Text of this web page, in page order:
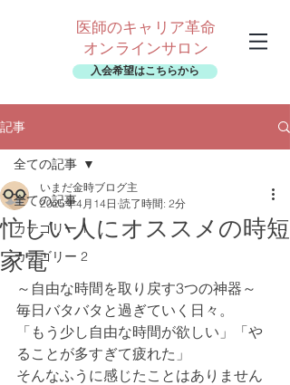
医師のキャリア革命
オンラインサロン
入会希望はこちらから
記事
全ての記事
カテゴリー 1
カテゴリー 2
全ての記事
忙しい人にオススメの時短
家電
いまだ金時ブログ主
2025年4月14日 読了時間: 2分
～自由な時間を取り戻す3つの神器～
毎日バタバタと過ぎていく日々。
「もう少し自由な時間が欲しい」「や
ることが多すぎて疲れた」
そんなふうに感じたことはありません